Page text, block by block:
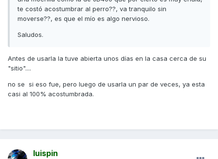
te costó acostumbrar al perro??, va tranquilo sin
moverse??, es que el mío es algo nervioso.
Saludos.
Antes de usarla la tuve abierta unos días en la casa cerca de su
"sitio"....
no se si eso fue, pero luego de usarla un par de veces, ya esta
casi al 100% acostumbrada.
luispin